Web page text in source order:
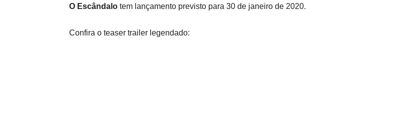
O Escândalo tem lançamento previsto para 30 de janeiro de 2020.
Confira o teaser trailer legendado: